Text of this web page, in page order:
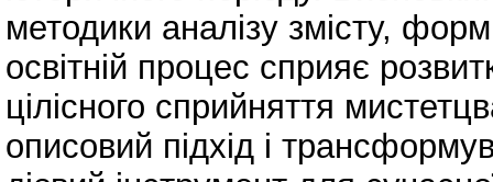
методики аналізу змісту,
освітній процес сприяє
цілісного сприйняття
описовий підхід і